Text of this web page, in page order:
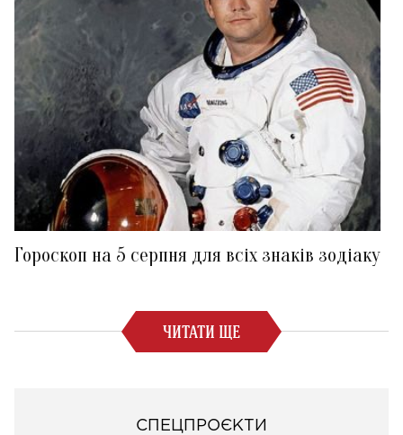
Гороскоп на 5 серпня для всіх знаків зодіаку
ЧИТАТИ ЩЕ
СПЕЦПРОЄКТИ